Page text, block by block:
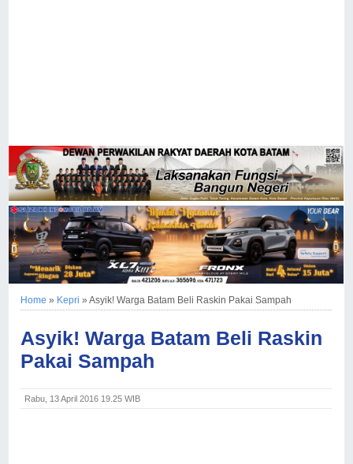
Home » Kepri »Asyik! Warga Batam Beli Raskin Pakai Sampah
Asyik! Warga Batam Beli Raskin
Pakai Sampah
Rabu, 13 April 2016 19.25 WIB